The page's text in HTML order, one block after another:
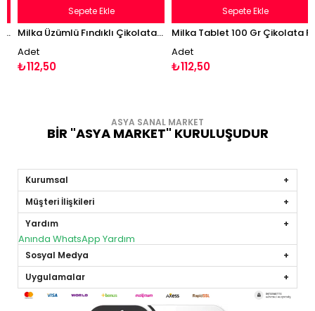
Milka Üzümlü Fındıklı Çikolata 80
Adet
₺112,50
Sepete Ekle
Milka Tablet 100 Gr Çikolata Rüyası Dessert
Adet
₺112,50
Sepete Ekle
ASYA SANAL MARKET
BİR "ASYA MARKET" KURULUŞUDUR
Kurumsal
Müşteri İlişkileri
Yardım
Anında WhatsApp Yardım
Sosyal Medya
Uygulamalar